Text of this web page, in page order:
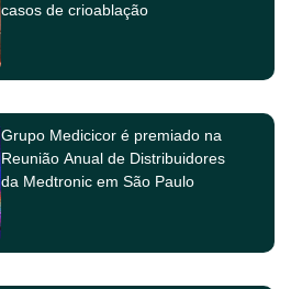
casos de crioablação
Grupo Medicicor é premiado na
Reunião Anual de Distribuidores
da Medtronic em São Paulo